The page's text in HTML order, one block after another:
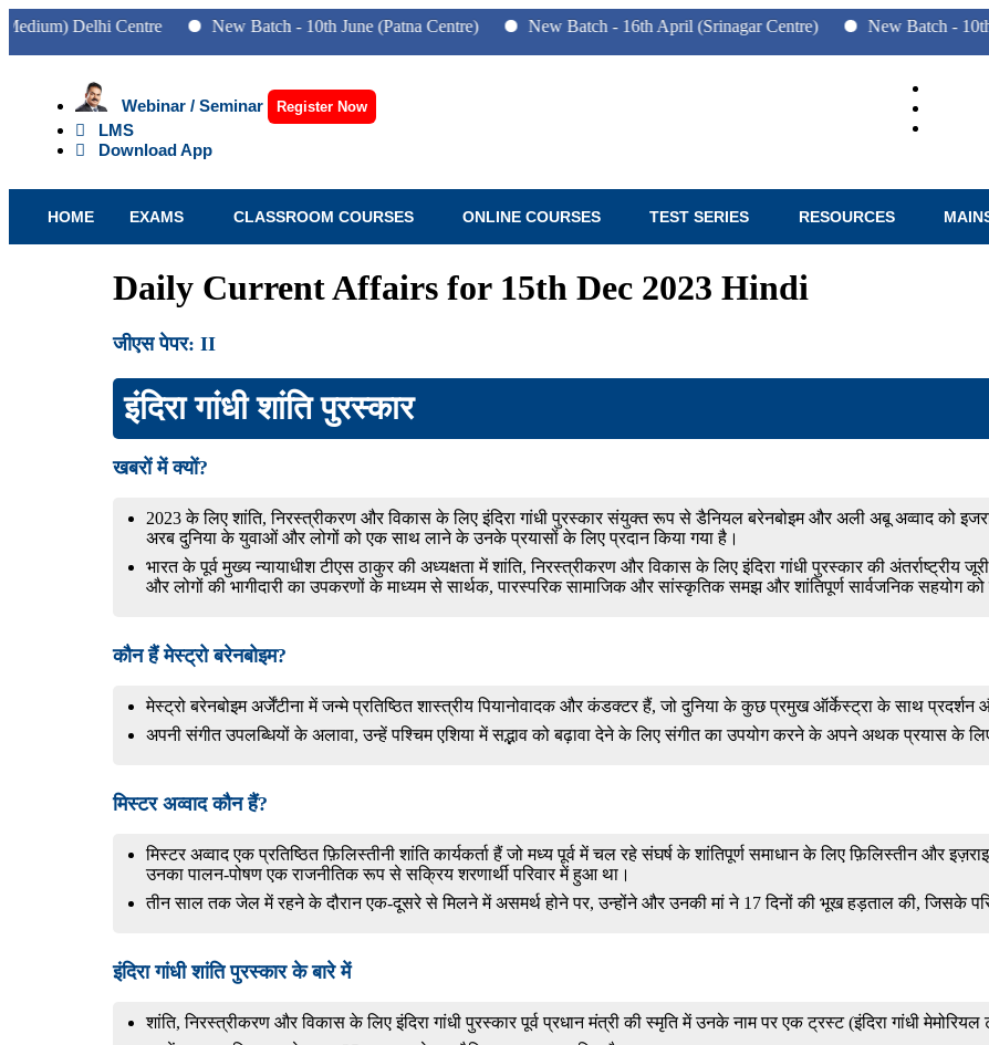
Centre New Batch - 10th June (Patna Centre) New Batch - 16th April (Srinagar Centre) New Batch - 10th June
Webinar / Seminar Register Now
LMS
Download App
HOME EXAMS CLASSROOM COURSES ONLINE COURSES TEST SERIES RESOURCES
Daily Current Affairs for 15th Dec 2023 Hindi
जीएस पेपर: II
इंदिरा गांधी शांति पुरस्कार
खबरों में क्यों?
2023 के लिए शांति, निरस्त्रीकरण और विकास के लिए इंदिरा गांधी पुरस्कार संयुक्त रूप से डैनियल बरेनबोइम और अली अबू अव्वाद को
अरब दुनिया के युवाओं और लोगों को एक साथ लाने के उनके प्रयासों के लिए प्रदान किया गया है।
भारत के पूर्व मुख्य न्यायाधीश टीएस ठाकुर की अध्यक्षता में शांति, निरस्त्रीकरण और विकास के लिए इंदिरा गांधी पुरस्कार की अंतर्राष्ट्रीय
और लोगों की भागीदारी का उपकरणों के माध्यम से सार्थक, पारस्परिक सामाजिक और सांस्कृतिक समझ और शांतिपूर्ण सार्वजनिक सहयोग को
कौन हैं मेस्ट्रो बरेनबोइम?
मेस्ट्रो बरेनबोइम अर्जेंटीना में जन्मे प्रतिष्ठित शास्त्रीय पियानोवादक और कंडक्टर हैं, जो दुनिया के कुछ प्रमुख ऑर्केस्ट्रा के साथ प्रदर्शन
अपनी संगीत उपलब्धियों के अलावा, उन्हें पश्चिम एशिया में सद्भाव को बढ़ावा देने के लिए संगीत का उपयोग करने के अपने अथक प्रयास के लिए
मिस्टर अव्वाद कौन हैं?
मिस्टर अव्वाद एक प्रतिष्ठित फ़िलिस्तीनी शांति कार्यकर्ता हैं जो मध्य पूर्व में चल रहे संघर्ष के शांतिपूर्ण समाधान के लिए फ़िलिस्तीन
उनका पालन-पोषण एक राजनीतिक रूप से सक्रिय शरणार्थी परिवार में हुआ था।
तीन साल तक जेल में रहने के दौरान एक-दूसरे से मिलने में असमर्थ होने पर, उन्होंने और उनकी मां ने 17 दिनों की भूख हड़ताल की, जिसके
इंदिरा गांधी शांति पुरस्कार के बारे में
शांति, निरस्त्रीकरण और विकास के लिए इंदिरा गांधी पुरस्कार पूर्व प्रधान मंत्री की स्मृति में उनके नाम पर एक ट्रस्ट (इंदिरा गांधी मेमोरियल